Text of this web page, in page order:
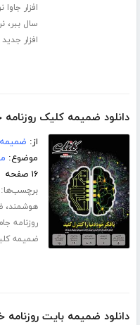
افزار جاوا
سال ببر،
افزار جدید
دانلود ضمیمه کلیک روزنامه
از:
موضوع:
۱۶ صفحه
هوشمند،
روزنامه
ضمیمه
دانلود ضمیمه بایت روزنامه